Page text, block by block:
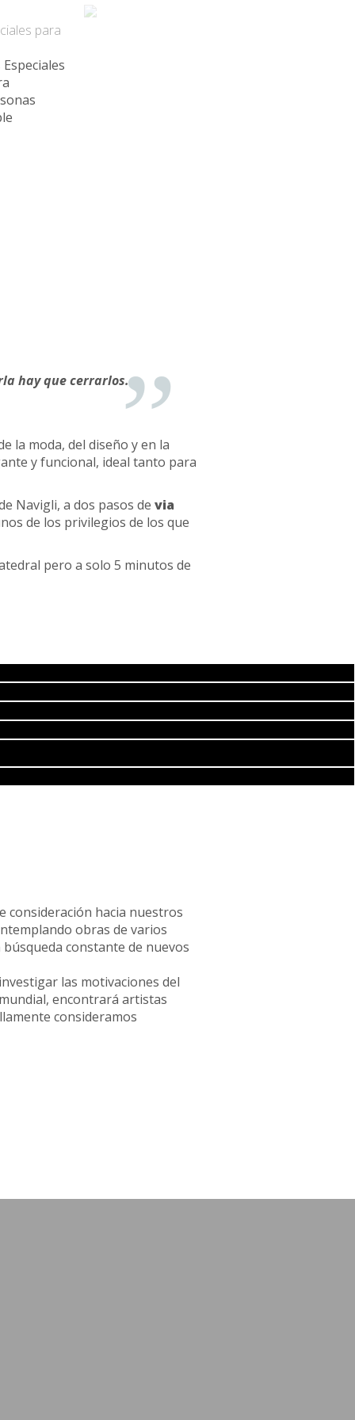
para
hay que cerrarlos.
la moda, del diseño y en la
y funcional, ideal tanto para
Navigli, a dos pasos de via
de los privilegios de los que
pero a solo 5 minutos de
consideración hacia nuestros
obras de varios
constante de nuevos
las motivaciones del
encontrará artistas
consideramos